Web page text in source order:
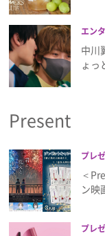
エン
中川
ょっ
Present
プレ
＜
ン映
プレ